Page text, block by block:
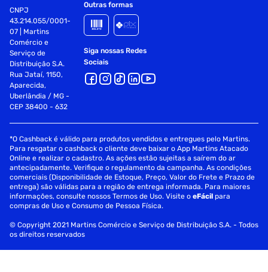
CNPJ
43.214.055/0001-
07 | Martins
Comércio e
Serviço de
Distribuição S.A.
Rua Jataí, 1150,
Aparecida,
Uberlândia / MG -
CEP 38400 - 632
Outras formas
Siga nossas Redes
Sociais
*O Cashback é válido para produtos vendidos e entregues pelo Martins.
Para resgatar o cashback o cliente deve baixar o App Martins Atacado
Online e realizar o cadastro. As ações estão sujeitas a saírem do ar
antecipadamente. Verifique o regulamento da campanha. As condições
comerciais (Disponibilidade de Estoque, Preço, Valor do Frete e Prazo de
entrega) são válidas para a região de entrega informada. Para maiores
informações, consulte nossos Termos de Uso. Visite oeFácil para
compras de Uso e Consumo de Pessoa Física.
© Copyright 2021 Martins Comércio e Serviço de Distribuição S.A. - Todos
os direitos reservados